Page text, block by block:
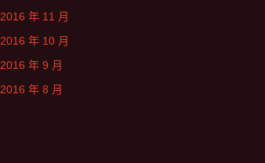
2016 年 11 月
2016 年 10 月
2016 年 9 月
2016 年 8 月